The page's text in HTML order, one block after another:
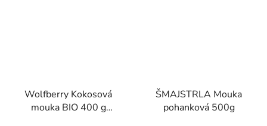
Wolfberry Kokosová
mouka BIO 400 g
ŠMAJSTRLA Mouka
pohanková 500g